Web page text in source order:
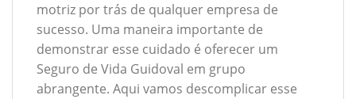
motriz por trás de qualquer empresa de
sucesso. Uma maneira importante de
demonstrar esse cuidado é oferecer um
Seguro de Vida Guidoval em grupo
abrangente. Aqui vamos descomplicar esse